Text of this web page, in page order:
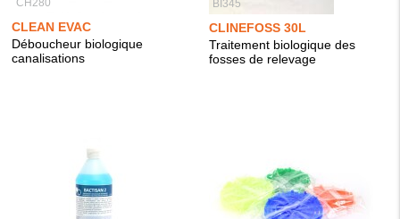
CH280
CLEAN EVAC
Déboucheur biologique
canalisations
BI345
CLINEFOSS 30L
Traitement biologique des
fosses de relevage